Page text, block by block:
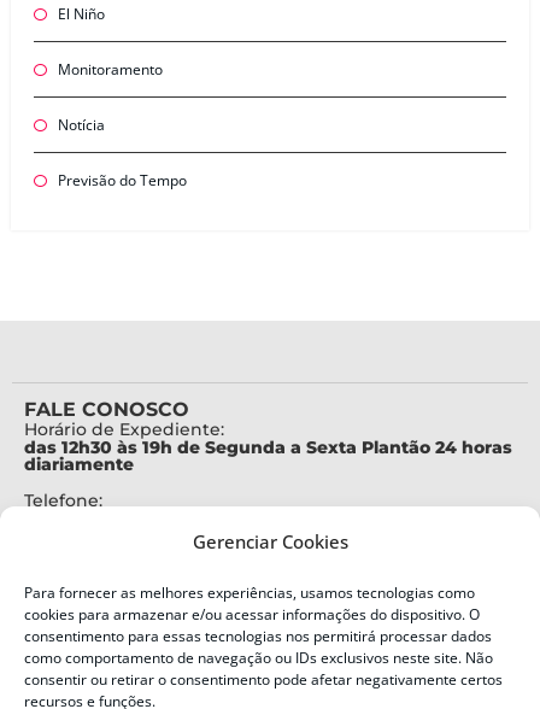
Gerenciar Cookies
Para fornecer as melhores experiências, usamos tecnologias como
cookies para armazenar e/ou acessar informações do dispositivo. O
consentimento para essas tecnologias nos permitirá processar dados
como comportamento de navegação ou IDs exclusivos neste site. Não
consentir ou retirar o consentimento pode afetar negativamente certos
recursos e funções.
El Niño
Monitoramento
Notícia
Previsão do Tempo
FALE CONOSCO
Horário de Expediente:
das 12h30 às 19h de Segunda a Sexta Plantão 24 horas
diariamente
Telefone:
Alertas Defesa Civil:
SMS 40199
ENDEREÇO
Defesa Civil do Estado de Santa Catarina